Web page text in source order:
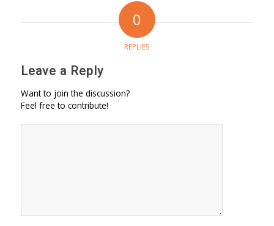
0
REPLIES
Leave a Reply
Want to join the discussion?
Feel free to contribute!